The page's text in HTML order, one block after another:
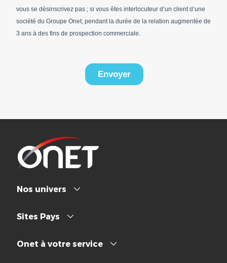
Nos univers
Sites Pays
Onet à votre service